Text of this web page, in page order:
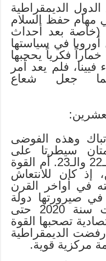
الديمقراطية
مهام حفظ السلام
(خاصة بعد أحداث
في سياستها
فكرياً يحجبها
فلم يعد أمر
جعل شعاع
وهذه الفوضى
سيطرتا على
العالم طيلة القرنين الـ22 والـ23. أم القوة
إذ كان للانتعاش
في أواخر القرن
في صيرورتها دولة
عظمة. وما أن حلت سنة 2020 حتى
تصحبها القوة
رفضت الديمقراطية
مركزية قوية.